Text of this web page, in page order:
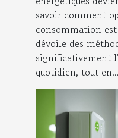
savoir comment
consommation
dévoile des
significativement
quotidien, tout en...